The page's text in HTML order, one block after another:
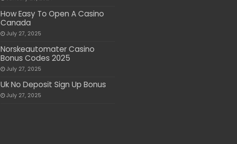
How Easy To Open A Casino
Canada
July 27, 2025
Norskeautomater Casino
Bonus Codes 2025
July 27, 2025
Uk No Deposit Sign Up Bonus
July 27, 2025